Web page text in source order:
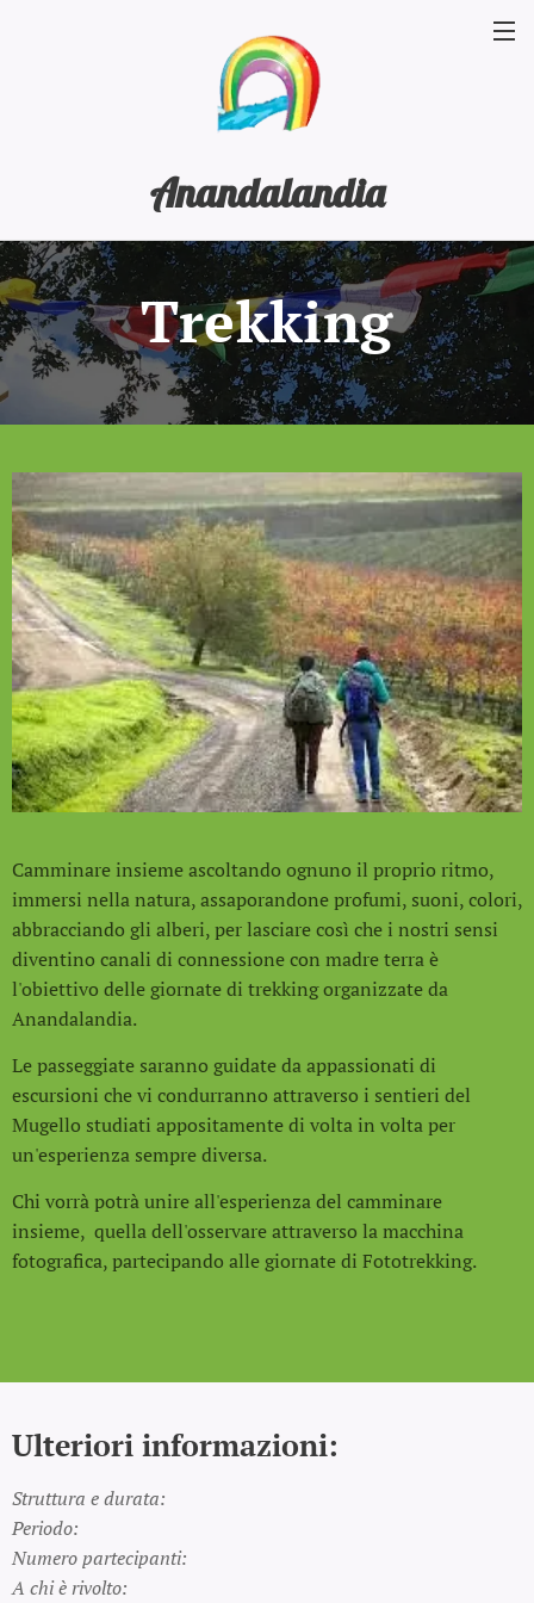
Anandalandia
Trekking
Camminare insieme ascoltando ognuno il proprio ritmo,
immersi nella natura, assaporandone profumi, suoni, colori,
abbracciando gli alberi, per lasciare così che i nostri sensi
diventino canali di connessione con madre terra è
l'obiettivo delle giornate di trekking organizzate da
Anandalandia.
Le passeggiate saranno guidate da appassionati di
escursioni che vi condurranno attraverso i sentieri del
Mugello studiati appositamente di volta in volta per
un'esperienza sempre diversa.
Chi vorrà potrà unire all'esperienza del camminare
insieme, quella dell'osservare attraverso la macchina
fotografica, partecipando alle giornate di Fototrekking.
Ulteriori informazioni:
Struttura e durata:
Periodo:
Numero partecipanti:
A chi è rivolto: